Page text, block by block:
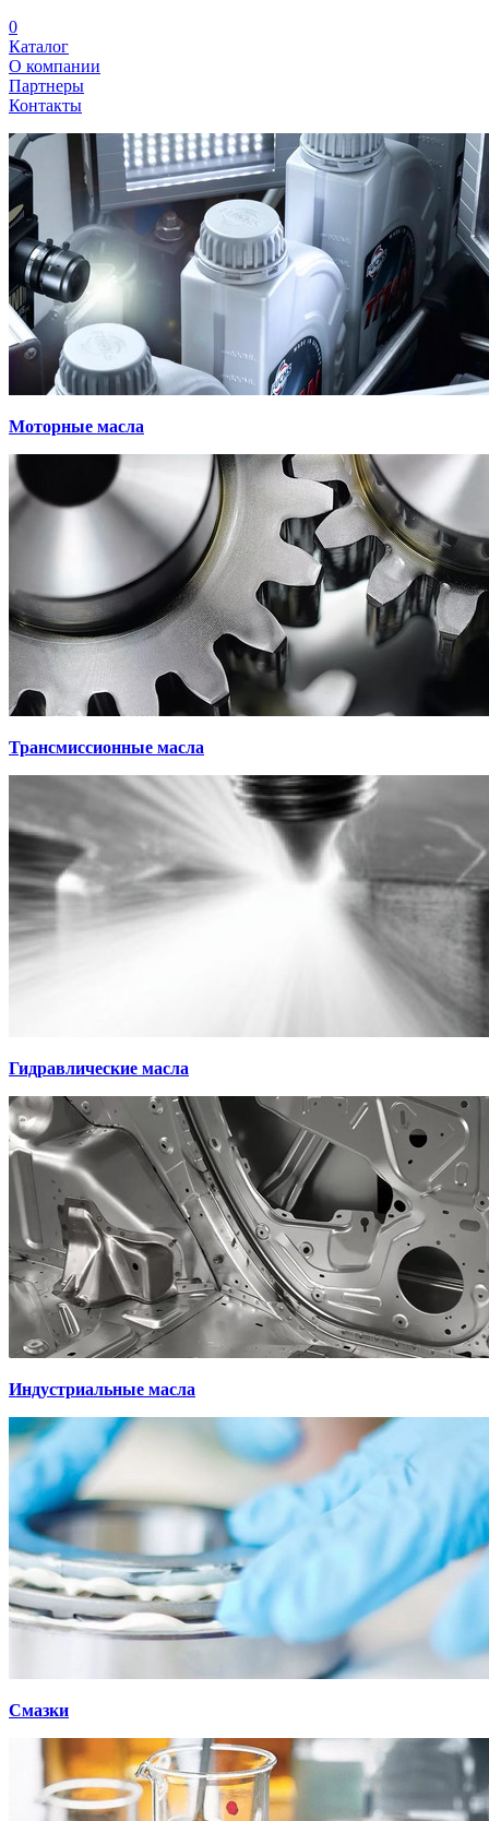
0
Каталог
О компании
Партнеры
Контакты
Моторные масла
Трансмиссионные масла
Гидравлические масла
Индустриальные масла
Смазки